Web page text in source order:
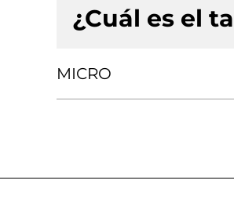
¿Cuál es el
MICRO